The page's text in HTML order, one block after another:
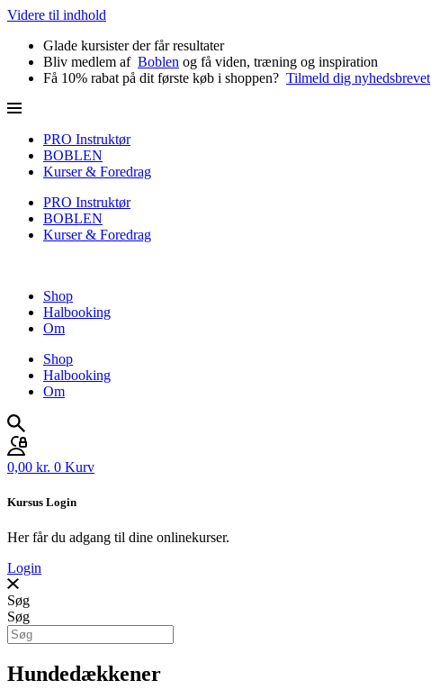
Videre til indhold
Glade kursister der får resultater
Bliv medlem af Boblen og få viden, træning og inspiration
Få 10% rabat på dit første køb i shoppen? Tilmeld dig nyhedsbrevet
PRO Instruktør
BOBLEN
Kurser & Foredrag
PRO Instruktør
BOBLEN
Kurser & Foredrag
Shop
Halbooking
Om
Shop
Halbooking
Om
0,00 kr. 0 Kurv
Kursus Login
Her får du adgang til dine onlinekurser.
Login
Søg
Søg
Hundedækkener